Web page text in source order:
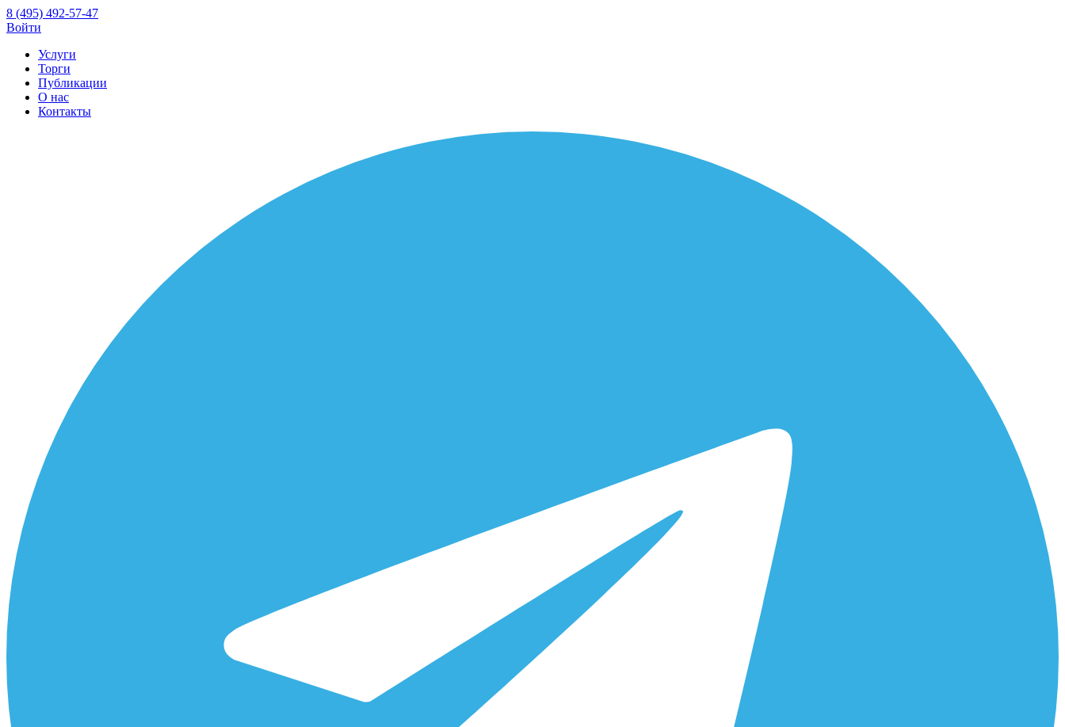
8 (495) 492-57-47
Войти
Услуги
Торги
Публикации
О нас
Контакты